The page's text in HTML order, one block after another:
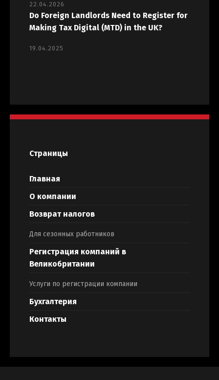
22.04.2026
Do Foreign Landlords Need to Register for
Making Tax Digital (MTD) in the UK?
19.04.2025
Страницы
Главная
О компании
Возврат налогов
Для сезонных работников
Регистрация компаний в
Великобритании
Услуги по регистрации компании
Бухгалтерия
Контакты